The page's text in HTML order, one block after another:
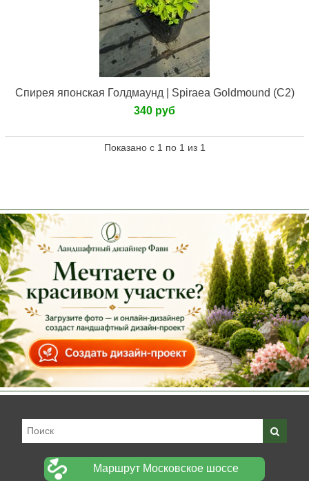
Спирея японская Голдмаунд | Spiraea Goldmound (С2)
340 руб
Показано с 1 по 1 из 1
Маршрут Московское шоссе